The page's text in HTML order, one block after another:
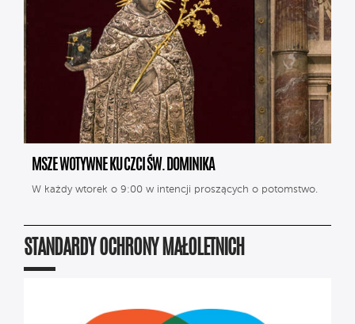
MSZE WOTYWNE KU CZCI ŚW. DOMINIKA
W każdy wtorek o 9:00 w intencji proszących o potomstwo.
STANDARDY OCHRONY MAŁOLETNICH